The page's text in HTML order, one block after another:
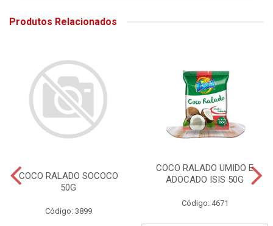
Produtos Relacionados
COCO RALADO SOCOCO
50G
Código: 3899
COCO RALADO UMIDO E
ADOCADO ISIS 50G
Código: 4671